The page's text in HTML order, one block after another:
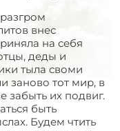
внес
на себя
деды и
тыла своми
заново тот мир, в
их подвиг.
быть
Будем чтить